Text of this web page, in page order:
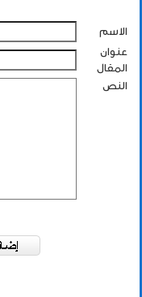
الاسم
عنوان
المقال
النص